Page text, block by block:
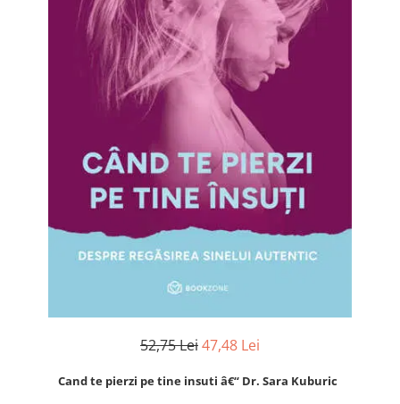
Minte Corp
New Illuminati Files
Religie
Sanatate
52,75 Lei47,48 Lei
Cand te pierzi pe tine insuti â€“ Dr. Sara Kuburic